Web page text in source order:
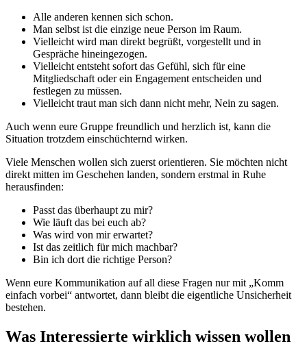
Alle anderen kennen sich schon.
Man selbst ist die einzige neue Person im Raum.
Vielleicht wird man direkt begrüßt, vorgestellt und in
Gespräche hineingezogen.
Vielleicht entsteht sofort das Gefühl, sich für eine
Mitgliedschaft oder ein Engagement entscheiden und
festlegen zu müssen.
Vielleicht traut man sich dann nicht mehr, Nein zu sagen.
Auch wenn eure Gruppe freundlich und herzlich ist, kann die
Situation trotzdem einschüchternd wirken.
Viele Menschen wollen sich zuerst orientieren. Sie möchten nicht
direkt mitten im Geschehen landen, sondern erstmal in Ruhe
herausfinden:
Passt das überhaupt zu mir?
Wie läuft das bei euch ab?
Was wird von mir erwartet?
Ist das zeitlich für mich machbar?
Bin ich dort die richtige Person?
Wenn eure Kommunikation auf all diese Fragen nur mit „Komm
einfach vorbei“ antwortet, dann bleibt die eigentliche Unsicherheit
bestehen.
Was Interessierte wirklich wissen wollen